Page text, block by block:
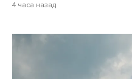
4 часа назад